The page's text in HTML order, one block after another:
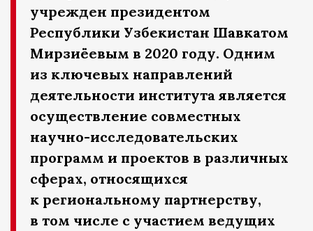
учрежден президентом
Республики Узбекистан Шавкатом
Мирзиёевым в 2020 году. Одним
из ключевых направлений
деятельности института является
осуществление совместных
научно-исследовательских
программ и проектов в различных
сферах, относящихся
к региональному партнерству,
в том числе с участием ведущих